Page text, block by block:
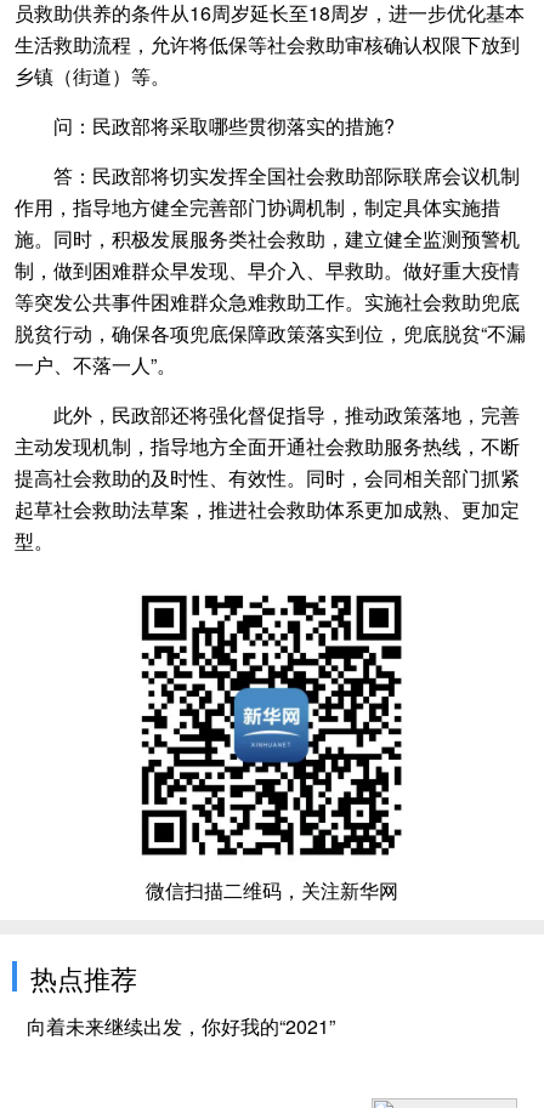
员救助供养的条件从16周岁延长至18周岁，进一步优化基本
生活救助流程，允许将低保等社会救助审核确认权限下放到
乡镇（街道）等。
问：民政部将采取哪些贯彻落实的措施?
答：民政部将切实发挥全国社会救助部际联席会议机制
作用，指导地方健全完善部门协调机制，制定具体实施措
施。同时，积极发展服务类社会救助，建立健全监测预警机
制，做到困难群众早发现、早介入、早救助。做好重大疫情
等突发公共事件困难群众急难救助工作。实施社会救助兜底
脱贫行动，确保各项兜底保障政策落实到位，兜底脱贫“不漏
一户、不落一人”。
此外，民政部还将强化督促指导，推动政策落地，完善
主动发现机制，指导地方全面开通社会救助服务热线，不断
提高社会救助的及时性、有效性。同时，会同相关部门抓紧
起草社会救助法草案，推进社会救助体系更加成熟、更加定
型。
微信扫描二维码，关注新华网
热点推荐
向着未来继续出发，你好我的“2021”